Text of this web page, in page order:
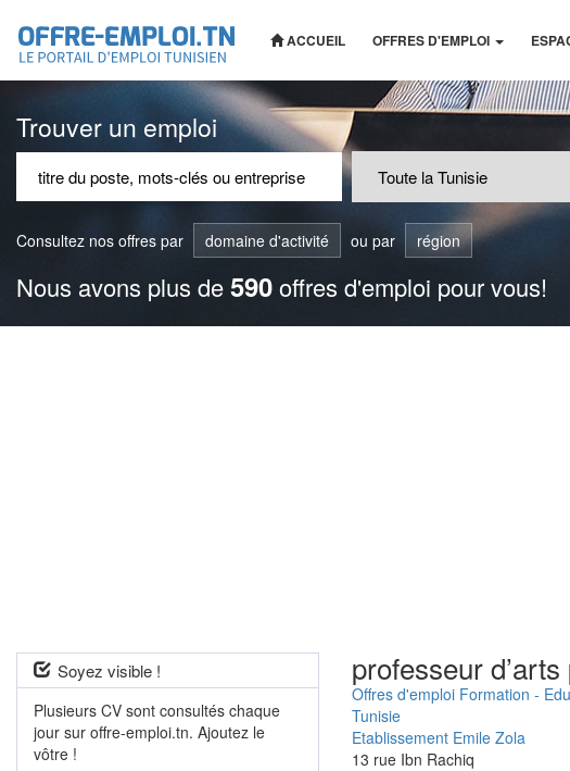
ACCUEIL OFFRES D'EMPLOI
Trouver un emploi
Consultez nos offres par domaine d'activité ou par région
Nous avons plus de590offres d'emploi pour vous!
Soyez visible !
Plusieurs CV sont consultés chaque
jour sur offre-emploi.tn. Ajoutez le
vôtre !
professeur
Offres d'emploi Formation -
Tunisie
Etablissement Emile Zola
13 rue Ibn Rachiq